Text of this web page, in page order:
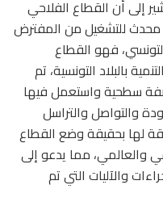
إلى أن القطاع الفلاحي
محدث للتشغيل من المفترض
فهو القطاع
بالبلاد التونسية، تم
سطحية واستعمل فيها
والتواصل والتراسل
لها بحقيقة وضع القطاع
والعالمي، مما يدعو إلى
والآليات التي تم